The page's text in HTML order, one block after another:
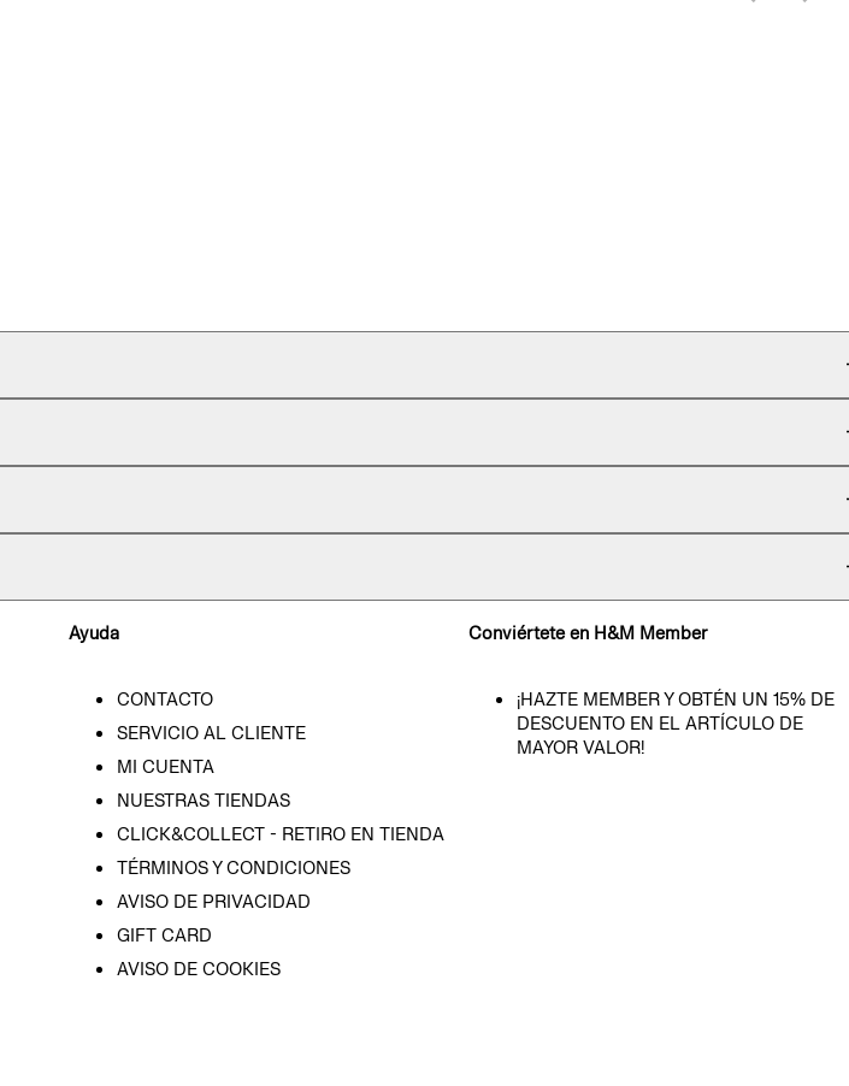
Ayuda
CONTACTO
SERVICIO AL CLIENTE
MI CUENTA
NUESTRAS TIENDAS
CLICK&COLLECT - RETIRO EN TIENDA
TÉRMINOS Y CONDICIONES
AVISO DE PRIVACIDAD
GIFT CARD
AVISO DE COOKIES
Conviértete en H&M Member
¡HAZTE MEMBER Y OBTÉN UN 15% DE
DESCUENTO EN EL ARTÍCULO DE
MAYOR VALOR!